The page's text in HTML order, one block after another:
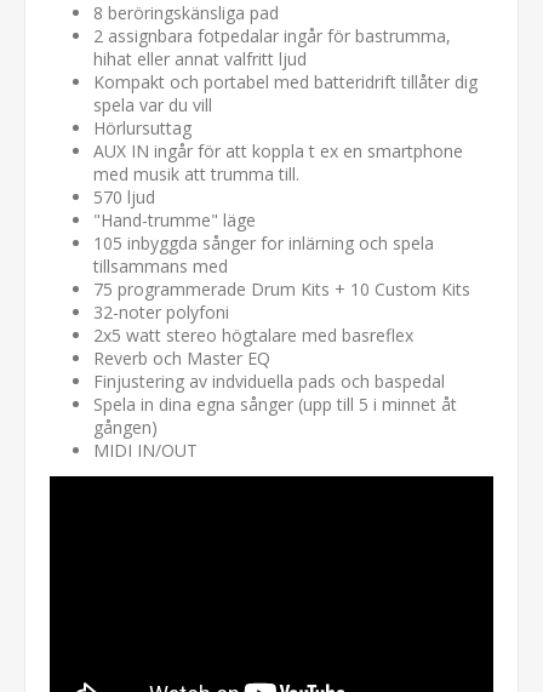
8 beröringskänsliga pad
2 assignbara fotpedalar ingår för bastrumma,
hihat eller annat valfritt ljud
Kompakt och portabel med batteridrift tillåter dig
spela var du vill
Hörlursuttag
AUX IN ingår för att koppla t ex en smartphone
med musik att trumma till.
570 ljud
"Hand-trumme" läge
105 inbyggda sånger for inlärning och spela
tillsammans med
75 programmerade Drum Kits + 10 Custom Kits
32-noter polyfoni
2x5 watt stereo högtalare med basreflex
Reverb och Master EQ
Finjustering av indviduella pads och baspedal
Spela in dina egna sånger (upp till 5 i minnet åt
gången)
MIDI IN/OUT